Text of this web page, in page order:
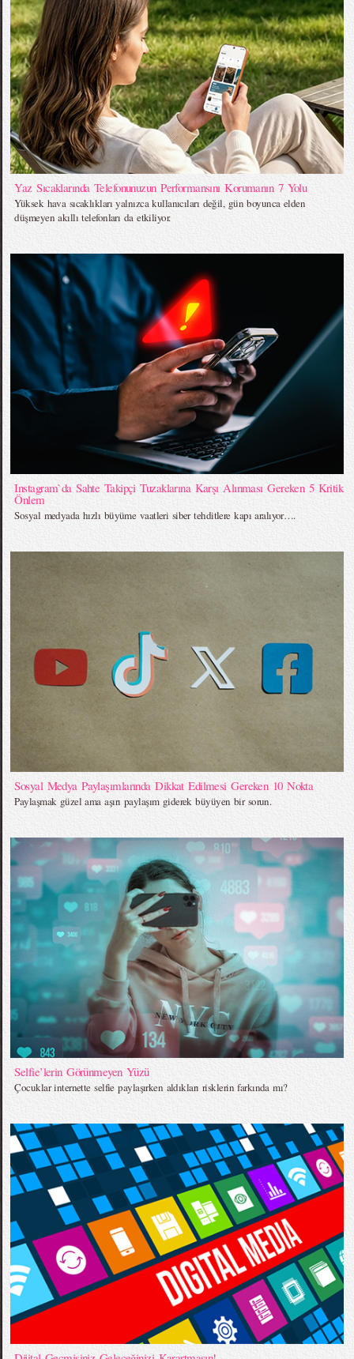
Yaz Sıcaklarında Telefonunuzun Performansını Korumanın 7 Yolu
Yüksek hava sıcaklıkları yalnızca kullanıcıları değil, gün boyunca elden
düşmeyen akıllı telefonları da etkiliyor.
Instagram`da Sahte Takipçi Tuzaklarına Karşı Alınması Gereken 5 Kritik
Önlem
Sosyal medyada hızlı büyüme vaatleri siber tehditlere kapı aralıyor….
Sosyal Medya Paylaşımlarında Dikkat Edilmesi Gereken 10 Nokta
Paylaşmak güzel ama aşırı paylaşım giderek büyüyen bir sorun.
Selfie’lerin Görünmeyen Yüzü
Çocuklar internette selfie paylaşırken aldıkları risklerin farkında mı?